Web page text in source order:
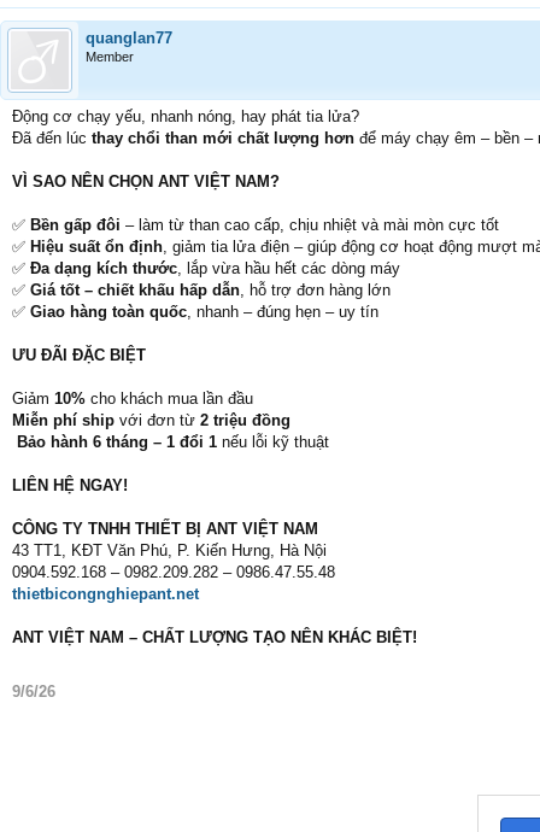
quanglan77
Member
Động cơ chạy yếu, nhanh nóng, hay phát tia lửa?
Đã đến lúc thay chổi than mới chất lượng hơn để máy chạy êm – bền
VÌ SAO NÊN CHỌN ANT VIỆT NAM?
✅ Bền gấp đôi – làm từ than cao cấp, chịu nhiệt và mài mòn cực tốt
✅ Hiệu suất ổn định, giảm tia lửa điện – giúp động cơ hoạt động mượt
✅ Đa dạng kích thước, lắp vừa hầu hết các dòng máy
✅ Giá tốt – chiết khấu hấp dẫn, hỗ trợ đơn hàng lớn
✅ Giao hàng toàn quốc, nhanh – đúng hẹn – uy tín
ƯU ĐÃI ĐẶC BIỆT
Giảm 10% cho khách mua lần đầu
Miễn phí ship với đơn từ 2 triệu đồng
Bảo hành 6 tháng – 1 đổi 1 nếu lỗi kỹ thuật
LIÊN HỆ NGAY!
CÔNG TY TNHH THIẾT BỊ ANT VIỆT NAM
43 TT1, KĐT Văn Phú, P. Kiến Hưng, Hà Nội
0904.592.168 – 0982.209.282 – 0986.47.55.48
thietbicongnghiepant.net
ANT VIỆT NAM – CHẤT LƯỢNG TẠO NÊN KHÁC BIỆT!
9/6/26